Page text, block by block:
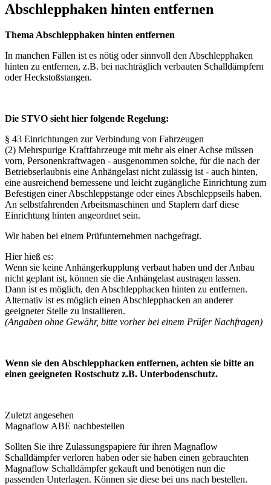
Abschlepphaken hinten entfernen
Thema Abschlepphaken hinten entfernen
In manchen Fällen ist es nötig oder sinnvoll den Abschlepphaken
hinten zu entfernen, z.B. bei nachträglich verbauten Schalldämpfern
oder Heckstoßstangen.
Die STVO sieht hier folgende Regelung:
§ 43 Einrichtungen zur Verbindung von Fahrzeugen
(2) Mehrspurige Kraftfahrzeuge mit mehr als einer Achse müssen
vorn, Personenkraftwagen - ausgenommen solche, für die nach der
Betriebserlaubnis eine Anhängelast nicht zulässig ist - auch hinten,
eine ausreichend bemessene und leicht zugängliche Einrichtung zum
Befestigen einer Abschleppstange oder eines Abschleppseils haben.
An selbstfahrenden Arbeitsmaschinen und Staplern darf diese
Einrichtung hinten angeordnet sein.
Wir haben bei einem Prüfunternehmen nachgefragt.
Hier hieß es:
Wenn sie keine Anhängerkupplung verbaut haben und der Anbau
nicht geplant ist, können sie die Anhängelast austragen lassen.
Dann ist es möglich, den Abschlepphacken hinten zu entfernen.
Alternativ ist es möglich einen Abschlepphacken an anderer
geeigneter Stelle zu installieren.
(Angaben ohne Gewähr, bitte vorher bei einem Prüfer Nachfragen)
Wenn sie den Abschlepphacken entfernen, achten sie bitte an
einen geeigneten Rostschutz z.B. Unterbodenschutz.
Zuletzt angesehen
Magnaflow ABE nachbestellen
Sollten Sie ihre Zulassungspapiere für ihren Magnaflow
Schalldämpfer verloren haben oder sie haben einen gebrauchten
Magnaflow Schalldämpfer gekauft und benötigen nun die
passenden Unterlagen. Können sie diese bei uns nach bestellen.